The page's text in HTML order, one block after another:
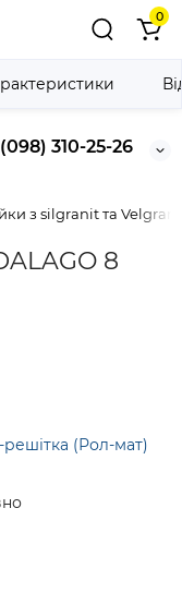
310-25-26
0
з silgranit та
8
(Рол-мат)